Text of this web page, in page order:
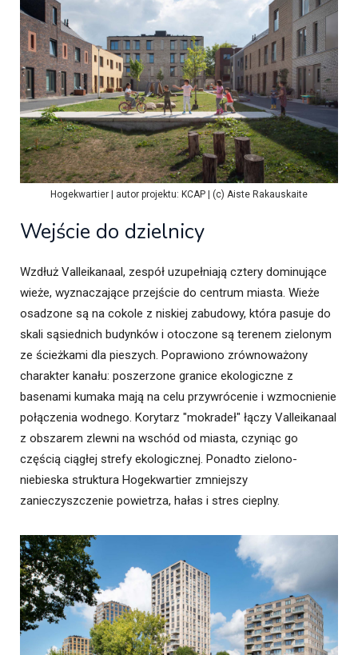
Hogekwartier | autor projektu: KCAP | (c) Aiste Rakauskaite
Wejście do dzielnicy
Wzdłuż Valleikanaal, zespół uzupełniają cztery dominujące
wieże, wyznaczające przejście do centrum miasta. Wieże
osadzone są na cokole z niskiej zabudowy, która pasuje do
skali sąsiednich budynków i otoczone są terenem zielonym
ze ścieżkami dla pieszych. Poprawiono zrównoważony
charakter kanału: poszerzone granice ekologiczne z
basenami kumaka mają na celu przywrócenie i wzmocnienie
połączenia wodnego. Korytarz "mokradeł" łączy Valleikanaal
z obszarem zlewni na wschód od miasta, czyniąc go
częścią ciągłej strefy ekologicznej. Ponadto zielono-
niebieska struktura Hogekwartier zmniejszy
zanieczyszczenie powietrza, hałas i stres cieplny.